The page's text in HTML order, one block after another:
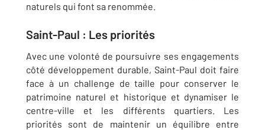
naturels qui font sa renommée.
Saint-Paul : Les priorités
Avec une volonté de poursuivre ses engagements
côté développement durable, Saint-Paul doit faire
face à un challenge de taille pour conserver le
patrimoine naturel et historique et dynamiser le
centre-ville et les différents quartiers. Les
priorités sont de maintenir un équilibre entre